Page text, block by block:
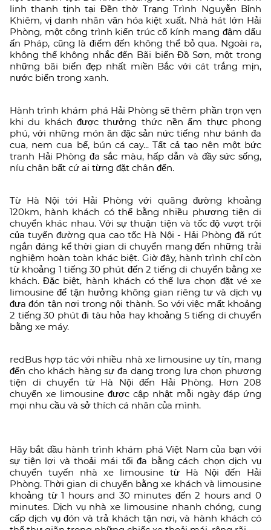
linh thanh tịnh tại Đền thờ Trạng Trình Nguyễn Bỉnh
Khiêm, vị danh nhân văn hóa kiệt xuất. Nhà hát lớn Hải
Phòng, một công trình kiến trúc cổ kính mang đậm dấu
ấn Pháp, cũng là điểm đến không thể bỏ qua. Ngoài ra,
không thể không nhắc đến Bãi biển Đồ Sơn, một trong
những bãi biển đẹp nhất miền Bắc với cát trắng mịn,
nước biển trong xanh.
Hành trình khám phá Hải Phòng sẽ thêm phần trọn vẹn
khi du khách được thưởng thức nền ẩm thực phong
phú, với những món ăn đặc sản nức tiếng như bánh đa
cua, nem cua bể, bún cá cay... Tất cả tạo nên một bức
tranh Hải Phòng đa sắc màu, hấp dẫn và đầy sức sống,
níu chân bất cứ ai từng đặt chân đến.
Từ Hà Nội tới Hải Phòng với quãng đường khoảng
120km, hành khách có thể bằng nhiều phương tiện di
chuyển khác nhau. Với sự thuận tiện và tốc độ vượt trội
của tuyến đường qua cao tốc Hà Nội - Hải Phòng đã rút
ngắn đáng kể thời gian di chuyển mang đến những trải
nghiệm hoàn toàn khác biệt. Giờ đây, hành trình chỉ còn
từ khoảng 1 tiếng 30 phút đến 2 tiếng di chuyển bằng xe
khách. Đặc biệt, hành khách có thể lựa chọn đặt vé xe
limousine để tận hưởng không gian riêng tư và dịch vụ
đưa đón tận nơi trong nội thành. So với việc mất khoảng
2 tiếng 30 phút đi tàu hỏa hay khoảng 5 tiếng di chuyển
bằng xe máy.
redBus hợp tác với nhiều nhà xe limousine uy tín, mang
đến cho khách hàng sự đa dạng trong lựa chọn phương
tiện di chuyển từ Hà Nội đến Hải Phòng. Hơn 208
chuyến xe limousine được cập nhật mỗi ngày đáp ứng
mọi nhu cầu và sở thích cá nhân của mình.
Hãy bắt đầu hành trình khám phá Việt Nam của bạn với
sự tiện lợi và thoải mái tối đa bằng cách chọn dịch vụ
chuyển tuyến nhà xe limousine từ Hà Nội đến Hải
Phòng. Thời gian di chuyển bằng xe khách và limousine
khoảng từ 1 hours and 30 minutes đến 2 hours and 0
minutes. Dịch vụ nhà xe limousine nhanh chóng, cung
cấp dịch vụ đón và trả khách tận nơi, và hành khách có